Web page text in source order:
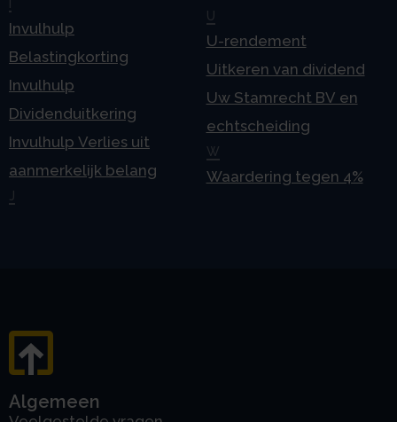
Invulhulp
Belastingkorting
Invulhulp
Dividenduitkering
Invulhulp Verlies uit
aanmerkelijk belang
U
U-rendement
Uitkeren van dividend
Uw Stamrecht BV en
echtscheiding
W
Waardering tegen 4%
Algemeen